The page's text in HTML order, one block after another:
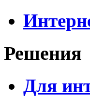
Решения
Для